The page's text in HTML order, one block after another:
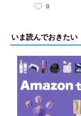
0
いま読んでおきたい